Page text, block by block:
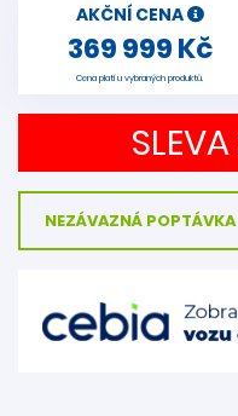
AKČNÍ CENA
369 999 Kč
Cena platí u vybraných produktů.
SLEVA
NEZÁVAZNÁ POPTÁVKA